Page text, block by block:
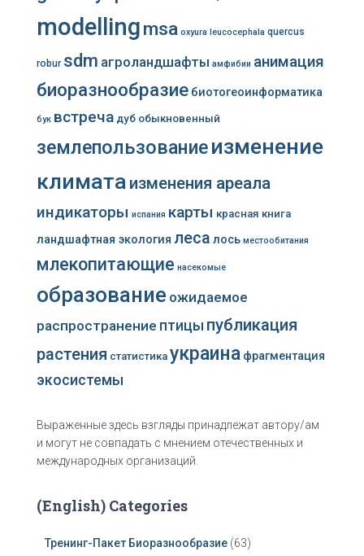
modellingmsa oxyura leucocephala quercus
robur sdm агроландшафты амфибии анимация
биоразнообразие биотогеоинформатика
бук встреча дуб обыкновенный
землепользованиеизменение
климата изменения ареала
индикаторы испания карты красная книга
ландшафтная экология леса лось местообитания
млекопитающие насекомые
образование ожидаемое
распространение птицы публикация
растения статистика украина фрагментация
экосистемы
Выраженные здесь взгляды принадлежат автору/ам
и могут не совпадать с мнением отечественных и
международных организаций.
(English) Categories
Тренинг-Пакет Биоразнообразие (63)